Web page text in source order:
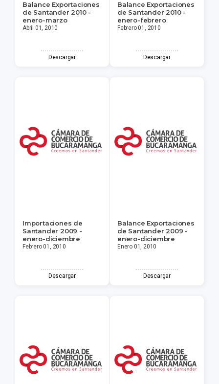
Balance Exportaciones
de Santander 2010 -
enero-marzo
Abril 01, 2010
Descargar
Balance Exportaciones
de Santander 2010 -
enero-febrero
Febrero 01, 2010
Descargar
Importaciones de
Santander 2009 -
enero-diciembre
Febrero 01, 2010
Descargar
Balance Exportaciones
de Santander 2009 -
enero-diciembre
Enero 01, 2010
Descargar